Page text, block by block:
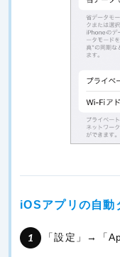
iOSアプリの自動
「設定」→「